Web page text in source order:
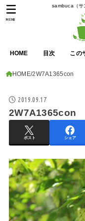
sambuca（サ
HOME 目次 この
MENU
HOME 2W7A1365con
2019.09.17
2W7A1365con
ポスト シェア